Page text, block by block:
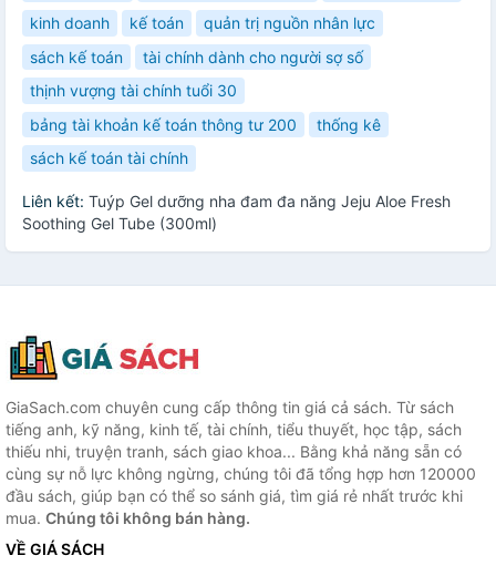
kinh doanh
kế toán
quản trị nguồn nhân lực
sách kế toán
tài chính dành cho người sợ số
thịnh vượng tài chính tuổi 30
bảng tài khoản kế toán thông tư 200
thống kê
sách kế toán tài chính
Liên kết: Tuýp Gel dưỡng nha đam đa năng Jeju Aloe Fresh
Soothing Gel Tube (300ml)
GiaSach.com chuyên cung cấp thông tin giá cả sách. Từ sách
tiếng anh, kỹ năng, kinh tế, tài chính, tiểu thuyết, học tập, sách
thiếu nhi, truyện tranh, sách giao khoa... Bằng khả năng sẵn có
cùng sự nỗ lực không ngừng, chúng tôi đã tổng hợp hơn 120000
đầu sách, giúp bạn có thể so sánh giá, tìm giá rẻ nhất trước khi
mua. Chúng tôi không bán hàng.
VỀ GIÁ SÁCH